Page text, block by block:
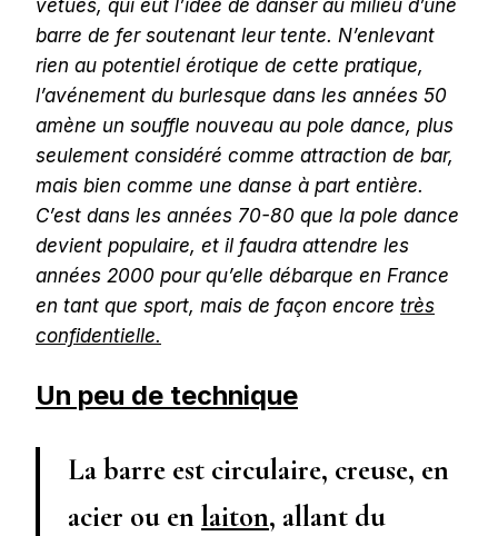
vêtues, qui eut l’idée de danser au milieu d’une
barre de fer soutenant leur tente. N’enlevant
rien au potentiel érotique de cette pratique,
l’avénement du burlesque dans les années 50
amène un souffle nouveau au pole dance, plus
seulement considéré comme attraction de bar,
mais bien comme une danse à part entière.
C’est dans les années 70-80 que la pole dance
devient populaire, et il faudra attendre les
années 2000 pour qu’elle débarque en France
en tant que sport, mais de façon encore très
confidentielle.
Un peu de technique
La barre est circulaire, creuse, en
acier ou enlaiton, allant du